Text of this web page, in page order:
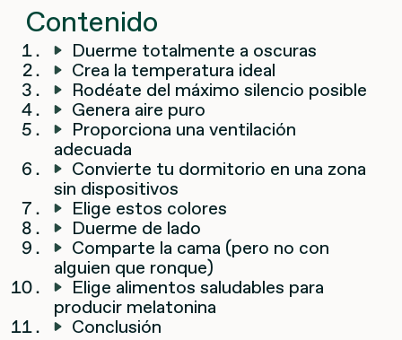
Contenido
Duerme totalmente a oscuras
Crea la temperatura ideal
Rodéate del máximo silencio posible
Genera aire puro
Proporciona una ventilación
adecuada
Convierte tu dormitorio en una zona
sin dispositivos
Elige estos colores
Duerme de lado
Comparte la cama (pero no con
alguien que ronque)
Elige alimentos saludables para
producir melatonina
Conclusión